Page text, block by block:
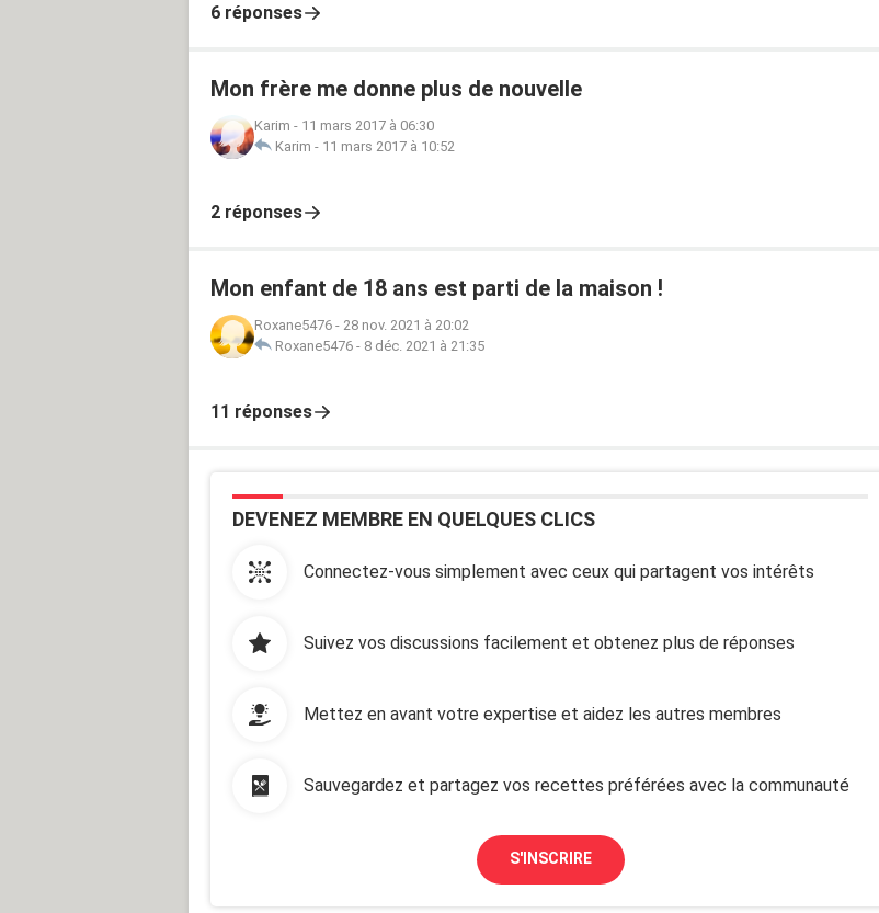
6 réponses
Mon frère me donne plus de nouvelle
Karim - 11 mars 2017 à 06:30
Karim - 11 mars 2017 à 10:52
2 réponses
Mon enfant de 18 ans est parti de la maison !
Roxane5476 - 28 nov. 2021 à 20:02
Roxane5476 - 8 déc. 2021 à 21:35
11 réponses
DEVENEZ MEMBRE EN QUELQUES CLICS
Connectez-vous simplement avec ceux qui partagent vos intérêts
Suivez vos discussions facilement et obtenez plus de réponses
Mettez en avant votre expertise et aidez les autres membres
Sauvegardez et partagez vos recettes préférées avec la communauté
S'INSCRIRE